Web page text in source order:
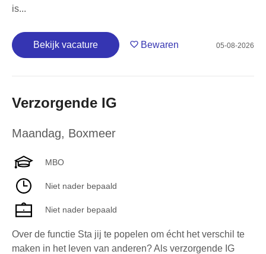
is...
Bekijk vacature Bewaren 05-08-2026
Verzorgende IG
Maandag, Boxmeer
MBO
Niet nader bepaald
Niet nader bepaald
Over de functie Sta jij te popelen om écht het verschil te
maken in het leven van anderen? Als verzorgende IG